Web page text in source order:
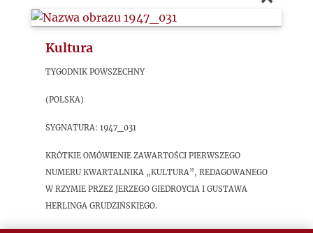
Kultura
Tygodnik Powszechny
(Polska)
sygnatura: 1947_031
Krótkie omówienie zawartości pierwszego
numeru kwartalnika „Kultura”, redagowanego
w Rzymie przez Jerzego Giedroycia i Gustawa
Herlinga Grudzińskiego.